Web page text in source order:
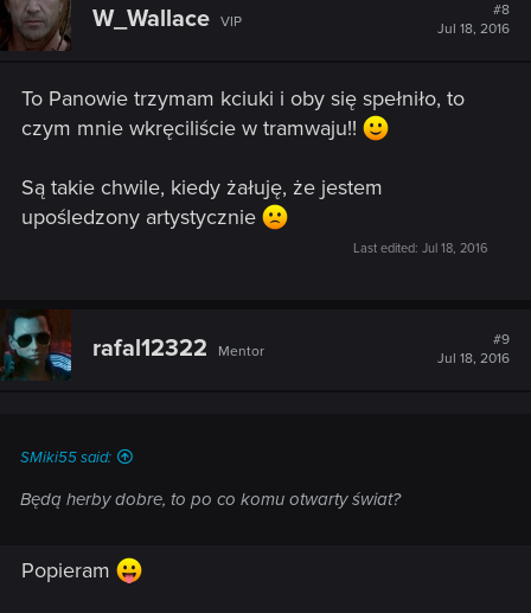
W_Wallace VIP
#8
Jul 18, 2016
To Panowie trzymam kciuki i oby się spełniło, to
czym mnie wkręciliście w tramwaju!!
Są takie chwile, kiedy żałuję, że jestem
upośledzony artystycznie
Last edited: Jul 18, 2016
rafal12322 Mentor
#9
Jul 18, 2016
SMiki55 said:
Będą herby dobre, to po co komu otwarty świat?
Popieram